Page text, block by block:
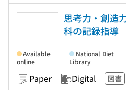
思考力・創造
科の記録指導
Paper Digital 図書
Available
online
National Diet
Library